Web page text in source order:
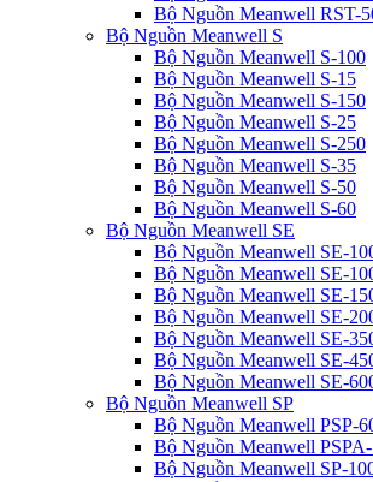
Bộ Nguồn Meanwell RST-
Bộ Nguồn Meanwell S
Bộ Nguồn Meanwell S-100
Bộ Nguồn Meanwell S-15
Bộ Nguồn Meanwell S-150
Bộ Nguồn Meanwell S-25
Bộ Nguồn Meanwell S-250
Bộ Nguồn Meanwell S-35
Bộ Nguồn Meanwell S-50
Bộ Nguồn Meanwell S-60
Bộ Nguồn Meanwell SE
Bộ Nguồn Meanwell SE-
Bộ Nguồn Meanwell SE-
Bộ Nguồn Meanwell SE-
Bộ Nguồn Meanwell SE-
Bộ Nguồn Meanwell SE-
Bộ Nguồn Meanwell SE-
Bộ Nguồn Meanwell SE-
Bộ Nguồn Meanwell SP
Bộ Nguồn Meanwell PSP-
Bộ Nguồn Meanwell
Bộ Nguồn Meanwell SP-